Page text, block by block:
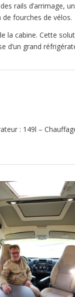
rails d’arrimage,
de fourches de vélos.
la cabine. Cette
d’un grand
: 149l –